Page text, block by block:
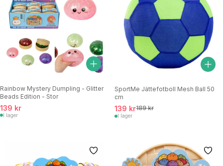
Rainbow Mystery Dumpling - Glitter
Beads Edition - Stor
139 kr
I lager
SportMe Jättefotboll Mesh Ball 50
cm
139 kr189 kr
I lager